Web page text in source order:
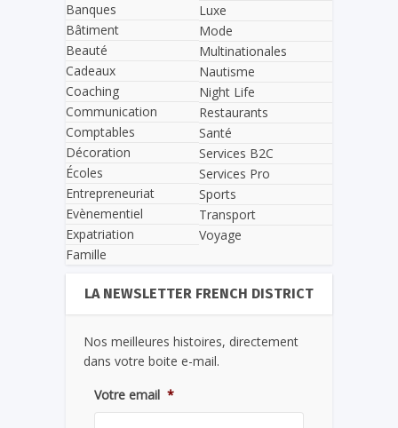
Banques
Bâtiment
Beauté
Cadeaux
Coaching
Communication
Comptables
Décoration
Écoles
Entrepreneuriat
Evènementiel
Expatriation
Famille
Luxe
Mode
Multinationales
Nautisme
Night Life
Restaurants
Santé
Services B2C
Services Pro
Sports
Transport
Voyage
LA NEWSLETTER FRENCH DISTRICT
Nos meilleures histoires, directement
dans votre boite e-mail.
Votre email *